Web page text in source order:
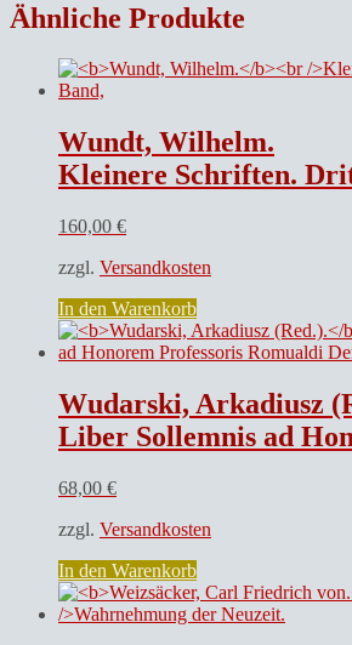
Ähnliche Produkte
Wundt, Wilhelm.
Kleinere Schriften.
160,00 €
zzgl. Versandkosten
In den Warenkorb
Wudarski, Arkadiusz
Liber Sollemnis ad Honorem
68,00 €
zzgl. Versandkosten
In den Warenkorb